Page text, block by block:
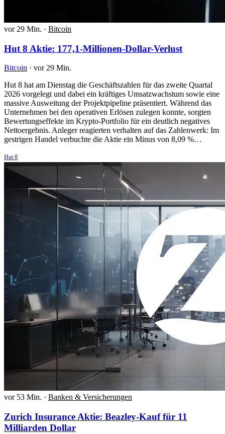
vor 29 Min. · Bitcoin
Hut 8 Aktie: 177,1-Millionen-Dollar-Verlust
Bitcoin · vor 29 Min.
Hut 8 hat am Dienstag die Geschäftszahlen für das zweite Quartal
2026 vorgelegt und dabei ein kräftiges Umsatzwachstum sowie eine
massive Ausweitung der Projektpipeline präsentiert. Während das
Unternehmen bei den operativen Erlösen zulegen konnte, sorgten
Bewertungseffekte im Krypto-Portfolio für ein deutlich negatives
Nettoergebnis. Anleger reagierten verhalten auf das Zahlenwerk: Im
gestrigen Handel verbuchte die Aktie ein Minus von 8,09 %…
Hut 8
vor 53 Min. · Banken & Versicherungen
Zurich Insurance Aktie: Beazley-Kauf für 11
Milliarden Dollar